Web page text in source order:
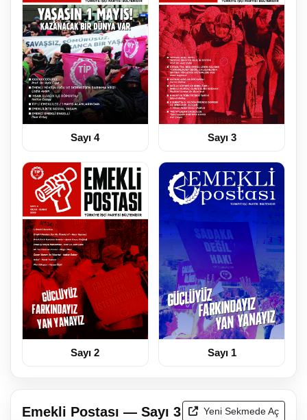
Sayı 4 Sayı 3
Sayı 2 Sayı 1
Emekli Postası — Sayı 3 Yeni Sekmede Aç